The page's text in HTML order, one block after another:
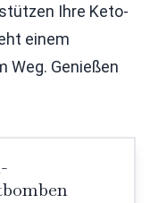
Ihre Keto-
einem
Weg. Genießen